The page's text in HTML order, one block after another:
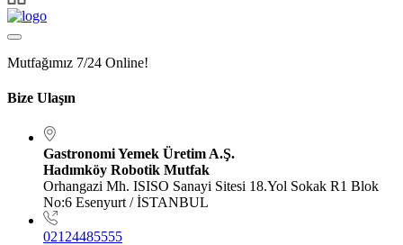
Mutfağımız 7/24 Online!
Bize Ulaşın
Gastronomi Yemek Üretim A.Ş.
Hadımköy Robotik Mutfak
Orhangazi Mh. ISISO Sanayi Sitesi 18.Yol Sokak R1 Blok
No:6 Esenyurt / İSTANBUL
02124485555